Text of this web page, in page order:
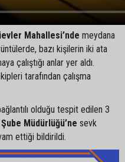
Mahallesi’nde meydana
bazı kişilerin iki ata
çalıştığı anlar yer aldı.
tarafından çalışma
olduğu tespit edilen 3
Müdürlüğü’ne sevk
ettiği bildirildi.